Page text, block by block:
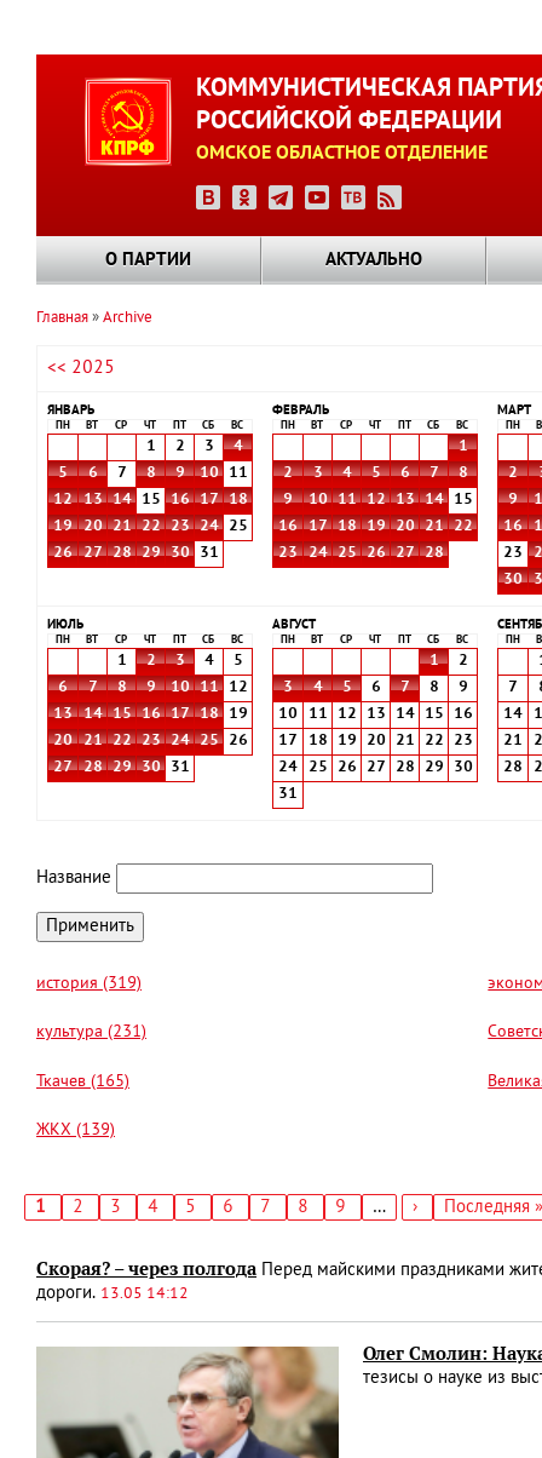
КОММУНИСТИЧЕСКАЯ
РОССИЙСКОЙ ФЕДЕРАЦИИ
ОМСКОЕ ОБЛАСТНОЕ ОТДЕЛЕНИЕ
О ПАРТИИ АКТУАЛЬНО
навигации
Главная Archive
<< 2025
ЯНВАРЬ
ПН ВТ СР ЧТ СБ ВС
1 2 3
4
5
6 7 8 9 10
11
12
13 14 15 16 17
18
19
20 21 22 23 24
25
26
27 28 29 30 31
ФЕВРАЛЬ
ПН ВТ СР ЧТ СБ ВС
1
2
3 4 5 6 7
8
9
10 11 12 13 14
15
16
17 18 19 20 21
22
23
24 25 26 27 28
МАРТ
ПН
2
9
16
23
30
ИЮЛЬ
ПН ВТ СР ЧТ СБ ВС
1 2 3 4
5
6
7 8 9 10 11
12
13
14 15 16 17 18
19
20
21 22 23 24 25
26
27
28 29 30 31
АВГУСТ
ПН ВТ СР ЧТ СБ ВС
1
2
3
4 5 6 7 8
9
10
11 12 13 14 15
16
17
18 19 20 21 22
23
24
25 26 27 28 29
30
31
ПН
7
14
21
28
Название
история (319)
культура (231)
Ткачев (165)
ЖКХ (139)
Текущая
1 Страница
2 Страница
3 Страница
4 Страница
5 Страница
6 Страница
7 Страница
8 Страница
9 …
Следующая
›
Последняя
Последняя »
Скорая? – через полгода Перед майскими праздниками
дороги. 13.05 14:12
Олег Смолин:
тезисы о науке из